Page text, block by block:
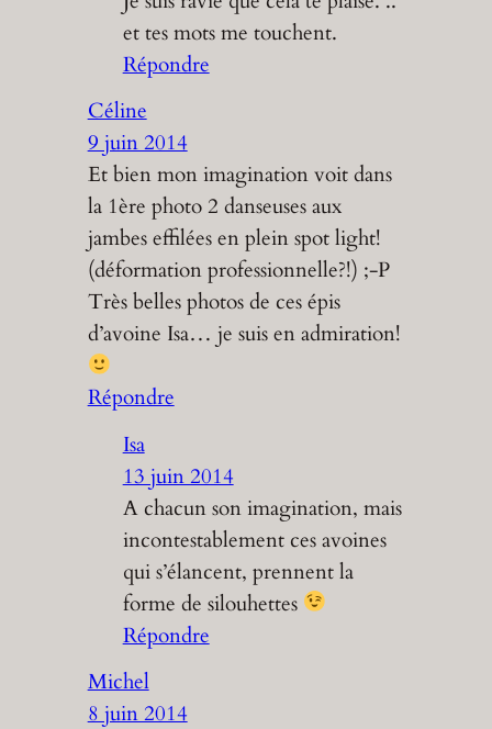
et tes mots me touchent.
Répondre
Céline
9 juin 2014
Et bien mon imagination voit dans
la 1ère photo 2 danseuses aux
jambes effilées en plein spot light!
(déformation professionnelle?!) ;-P
Très belles photos de ces épis
d’avoine Isa… je suis en admiration!
Répondre
Isa
13 juin 2014
A chacun son imagination, mais
incontestablement ces avoines
qui s’élancent, prennent la
forme de silouhettes
Répondre
Michel
8 juin 2014